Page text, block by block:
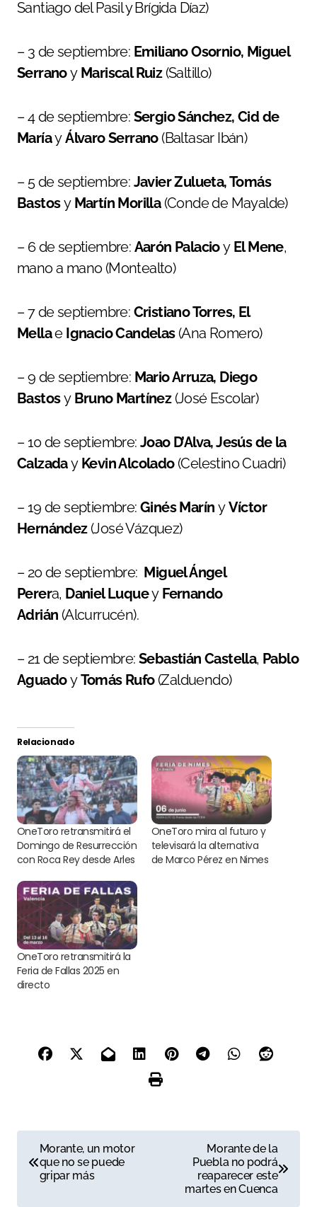
Santiago del Pasil y Brígida Díaz)
– 3 de septiembre: Emiliano Osornio, Miguel
SerranoyMariscal Ruiz(Saltillo)
– 4 de septiembre: Sergio Sánchez, Cid de
MaríayÁlvaro Serrano(Baltasar Ibán)
– 5 de septiembre: Javier Zulueta, Tomás
BastosyMartín Morilla(Conde de Mayalde)
– 6 de septiembre: Aarón PalacioyEl Mene,
mano a mano (Montealto)
– 7 de septiembre: Cristiano Torres, El
MellaeIgnacio Candelas(Ana Romero)
– 9 de septiembre: Mario Arruza, Diego
BastosyBruno Martínez(José Escolar)
– 10 de septiembre: Joao D’Alva, Jesús de la
CalzadayKevin Alcolado(Celestino Cuadri)
– 19 de septiembre: Ginés Marín yVíctor
Hernández(José Vázquez)
– 20 de septiembre: Miguel Ángel
Perera, Daniel Luquey Fernando
Adrián (Alcurrucén).
– 21 de septiembre: Sebastián Castella, Pablo
AguadoyTomás Rufo(Zalduendo)
Relacionado
OneToro retransmitirá el
Domingo de Resurrección
con Roca Rey desde Arles
OneToro mira al futuro y
televisará la alternativa
de Marco Pérez en Nimes
OneToro retransmitirá la
Feria de Fallas 2025 en
directo
a
Morante, un motor
que no se puede
gripar más
Morante de la
Puebla no podrá
reaparecer este
martes en Cuenca